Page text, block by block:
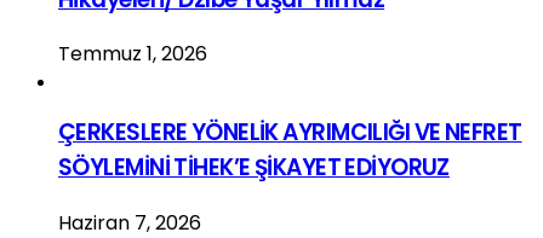
Temmuz 1, 2026
ÇERKESLERE YÖNELİK AYRIMCILIĞI VE NEFRET
SÖYLEMİNİ TİHEK’E ŞİKAYET EDİYORUZ
Haziran 7, 2026